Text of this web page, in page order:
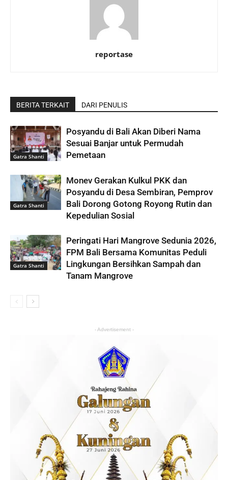
reportase
BERITA TERKAIT DARI PENULIS
Gatra Shanti
Posyandu di Bali Akan Diberi Nama
Sesuai Banjar untuk Permudah
Pemetaan
Gatra Shanti
Monev Gerakan Kulkul PKK dan
Posyandu di Desa Sembiran, Pemprov
Bali Dorong Gotong Royong Rutin dan
Kepedulian Sosial
Gatra Shanti
Peringati Hari Mangrove Sedunia 2026,
FPM Bali Bersama Komunitas Peduli
Lingkungan Bersihkan Sampah dan
Tanam Mangrove
- Advertisement -